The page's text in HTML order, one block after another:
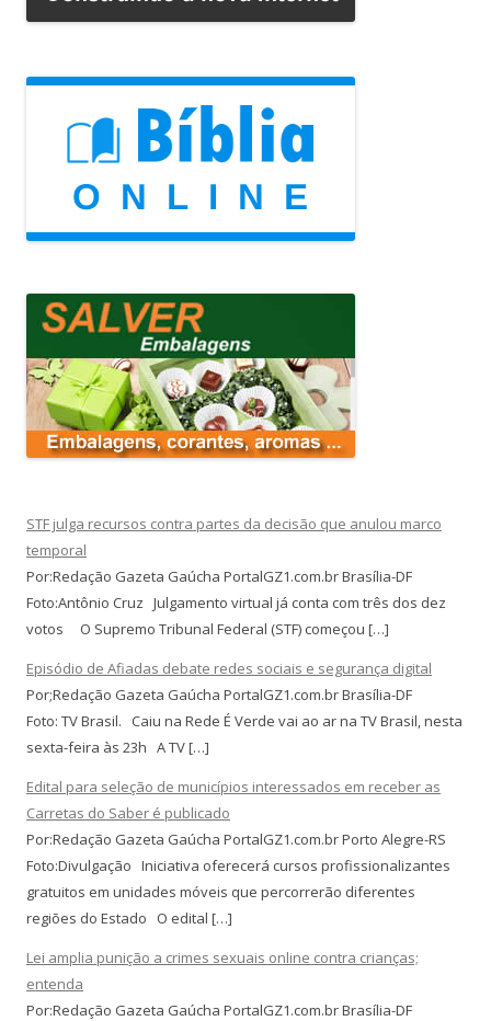
STF julga recursos contra partes da decisão que anulou marco
temporal
Por:Redação Gazeta Gaúcha PortalGZ1.com.br Brasília-DF
Foto:Antônio Cruz Julgamento virtual já conta com três dos dez
votos O Supremo Tribunal Federal (STF) começou […]
Episódio de Afiadas debate redes sociais e segurança digital
Por;Redação Gazeta Gaúcha PortalGZ1.com.br Brasília-DF
Foto: TV Brasil. Caiu na Rede É Verde vai ao ar na TV Brasil, nesta
sexta-feira às 23h A TV […]
Edital para seleção de municípios interessados em receber as
Carretas do Saber é publicado
Por:Redação Gazeta Gaúcha PortalGZ1.com.br Porto Alegre-RS
Foto:Divulgação Iniciativa oferecerá cursos profissionalizantes
gratuitos em unidades móveis que percorrerão diferentes
regiões do Estado O edital […]
Lei amplia punição a crimes sexuais online contra crianças;
entenda
Por:Redação Gazeta Gaúcha PortalGZ1.com.br Brasília-DF